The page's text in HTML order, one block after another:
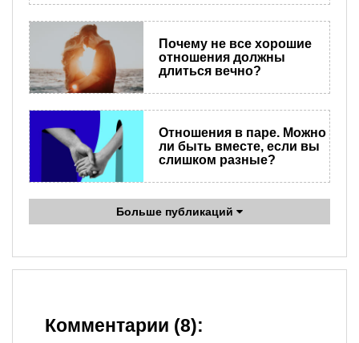
Почему не все хорошие
отношения должны
длиться вечно?
Отношения в паре. Можно
ли быть вместе, если вы
слишком разные?
Больше публикаций
Комментарии (8):